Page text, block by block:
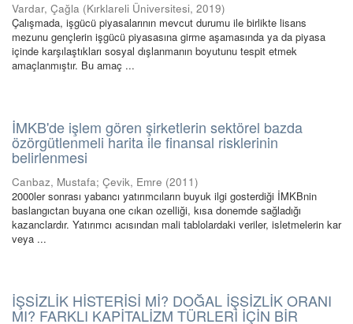
Vardar, Çağla (Kırklareli Üniversitesi, 2019)
Çalışmada, işgücü piyasalarının mevcut durumu ile birlikte lisans
mezunu gençlerin işgücü piyasasına girme aşamasında ya da piyasa
içinde karşılaştıkları sosyal dışlanmanın boyutunu tespit etmek
amaçlanmıştır. Bu amaç ...
İMKB'de işlem gören şirketlerin sektörel bazda
özörgütlenmeli harita ile finansal risklerinin
belirlenmesi
Canbaz, Mustafa; Çevik, Emre (2011)
2000ler sonrası yabancı yatırımcıların buyuk ilgi gosterdiği İMKBnin
baslangıctan buyana one cıkan ozelliği, kısa donemde sağladığı
kazanclardır. Yatırımcı acısından mali tablolardaki veriler, isletmelerin kar
veya ...
İŞSİZLİK HİSTERİSİ Mİ? DOĞAL İŞSİZLİK ORANI
MI? FARKLI KAPİTALİZM TÜRLERİ İÇİN BİR